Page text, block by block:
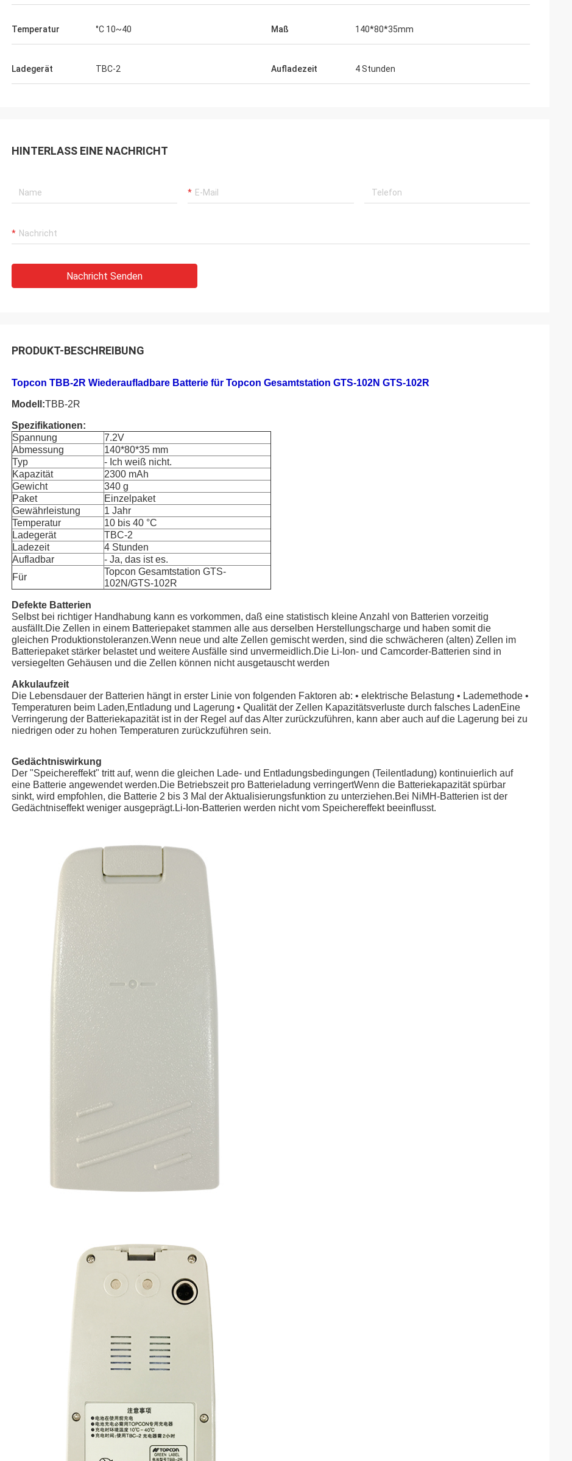
Temperatur °C 10~40 Maß 140*80*35mm
Ladegerät TBC-2 Aufladezeit 4 Stunden
HINTERLASS EINE NACHRICHT
Nachricht Senden
PRODUKT-BESCHREIBUNG
Topcon TBB-2R Wiederaufladbare Batterie für Topcon Gesamtstation GTS-102N GTS-102R
Modell:TBB-2R
Spezifikationen:
Spannung
7.2V
Abmessung
140*80*35 mm
Typ
- Ich weiß nicht.
Kapazität
2300 mAh
Gewicht
340 g
Paket
Einzelpaket
Gewährleistung
1 Jahr
Temperatur
10 bis 40 °C
Ladegerät
TBC-2
Ladezeit
4 Stunden
Aufladbar
- Ja, das ist es.
Für
Topcon Gesamtstation GTS-
102N/GTS-102R
Defekte Batterien
Selbst bei richtiger Handhabung kann es vorkommen, daß eine statistisch kleine Anzahl von Batterien vorzeitig
ausfällt.Die Zellen in einem Batteriepaket stammen alle aus derselben Herstellungscharge und haben somit die
gleichen Produktionstoleranzen.Wenn neue und alte Zellen gemischt werden, sind die schwächeren (alten) Zellen im
Batteriepaket stärker belastet und weitere Ausfälle sind unvermeidlich.Die Li-Ion- und Camcorder-Batterien sind in
versiegelten Gehäusen und die Zellen können nicht ausgetauscht werden
Akkulaufzeit
Die Lebensdauer der Batterien hängt in erster Linie von folgenden Faktoren ab: • elektrische Belastung • Lademethode •
Temperaturen beim Laden,Entladung und Lagerung • Qualität der Zellen Kapazitätsverluste durch falsches LadenEine
Verringerung der Batteriekapazität ist in der Regel auf das Alter zurückzuführen, kann aber auch auf die Lagerung bei zu
niedrigen oder zu hohen Temperaturen zurückzuführen sein.
Gedächtniswirkung
Der "Speichereffekt" tritt auf, wenn die gleichen Lade- und Entladungsbedingungen (Teilentladung) kontinuierlich auf
eine Batterie angewendet werden.Die Betriebszeit pro Batterieladung verringertWenn die Batteriekapazität spürbar
sinkt, wird empfohlen, die Batterie 2 bis 3 Mal der Aktualisierungsfunktion zu unterziehen.Bei NiMH-Batterien ist der
Gedächtniseffekt weniger ausgeprägt.Li-Ion-Batterien werden nicht vom Speichereffekt beeinflusst.